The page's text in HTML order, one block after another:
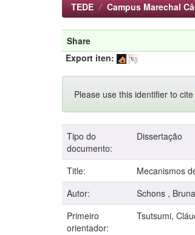
TEDE Campus Marechal
Share
Export iten:
Please use this identifier to
Tipo do
documento:
Dissertação
Title:
Mecanismos
Autor:
Schons ,
Primeiro
orientador:
Tsutsumi,